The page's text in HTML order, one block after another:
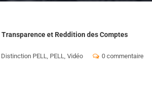
Transparence et Reddition des Comptes
Distinction PELL, PELL, Vidéo 0 commentaire